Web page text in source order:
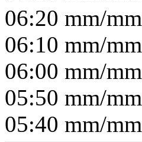
06:20 mm/mm
06:10 mm/mm
06:00 mm/mm
05:50 mm/mm
05:40 mm/mm